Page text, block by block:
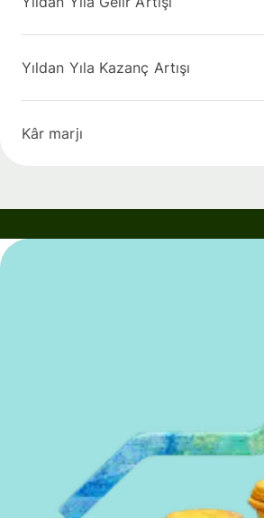
Yıldan Yıla Kazanç Artışı
Kâr marjı